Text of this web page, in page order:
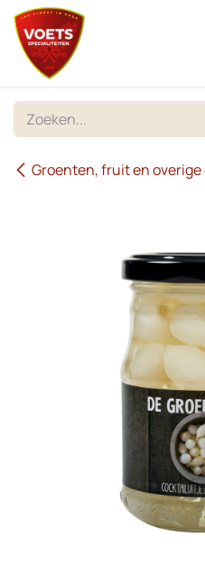
Overslaan naar inhoud
Groenten, fruit en